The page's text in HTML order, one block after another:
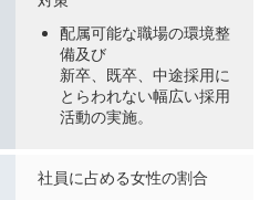
配属可能な職場の環境整
備及び
新卒、既卒、中途採用に
とらわれない幅広い採用
活動の実施。
社員に占める女性の割合